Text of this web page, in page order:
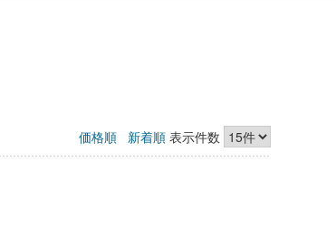
価格順 新着順 表示件数